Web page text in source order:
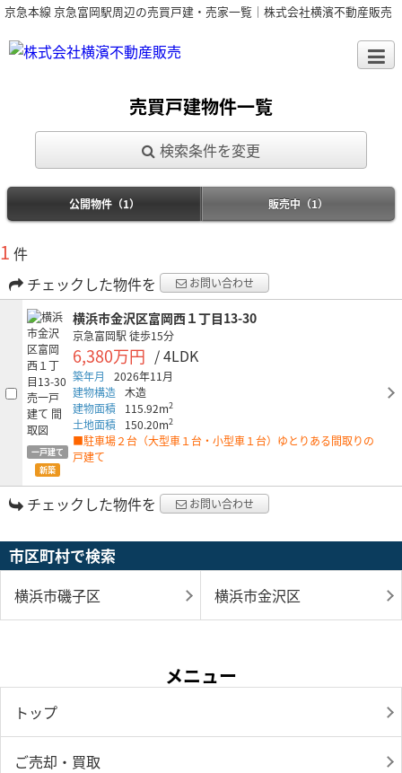
京急本線 京急富岡駅周辺の売買戸建・売家一覧｜株式会社横濱不動産販売
売買戸建物件一覧
検索条件を変更
公開物件（1） 販売中（1）
1 件
チェックした物件を
お問い合わせ
一戸建て
新築
横浜市金沢区富岡西１丁目13-30
京急富岡駅 徒歩15分
6,380万円 / 4LDK
築年月
2026年11月
建物構造 木造
建物面積
115.92m2
土地面積 150.20m2
■駐車場２台（大型車１台・小型車１台）ゆとりある間取りの
戸建て
チェックした物件を お問い合わせ
市区町村で検索
横浜市磯子区 横浜市金沢区
メニュー
トップ
ご売却・買取